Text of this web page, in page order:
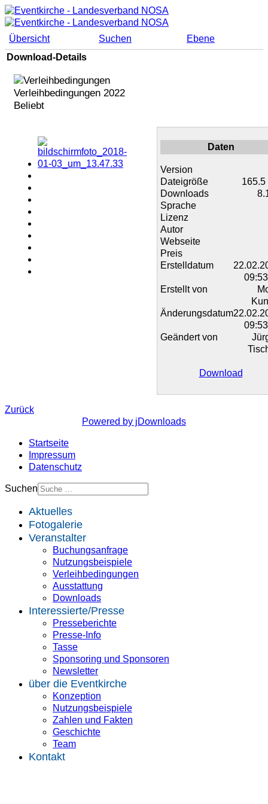
Übersicht Suchen
Ebene
Download-Details
Verleihbedingungen 2022
Beliebt
Daten
Version
Dateigröße
165.5
Downloads
Sprache
Lizenz
Autor
Webseite
Preis
Erstelldatum
Erstellt von
Änderungsdatum
Geändert von
Download
Zurück
Powered by jDownloads
Startseite
Impressum
Datenschutz
Suchen
Aktuelles
Fotogalerie
Veranstalter
Buchungsanfrage
Nutzungsbeispiele
Verleihbedingungen
Ausstattung
Downloads
Interessierte/Presse
Presseberichte
Presse-Info
Tasse
Sponsoring und Sponsoren
Newsletter
über die Eventkirche
Konzeption
Nutzungsbeispiele
Zahlen und Fakten
Geschichte
Team
Kontakt